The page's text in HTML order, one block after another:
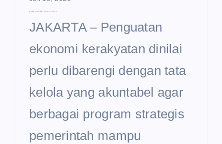
JAKARTA – Penguatan
ekonomi kerakyatan dinilai
perlu dibarengi dengan tata
kelola yang akuntabel agar
berbagai program strategis
pemerintah mampu